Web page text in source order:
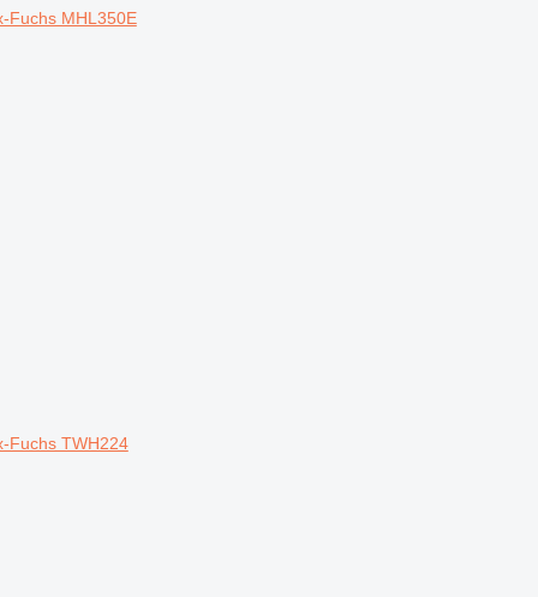
Fuchs MHL350E
Fuchs TWH224